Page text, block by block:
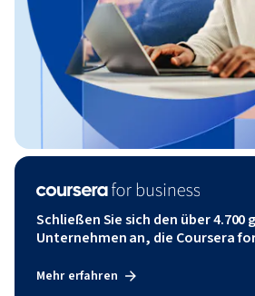
Schließen Sie sich den über 4.700
Unternehmen an, die Coursera
Mehr erfahren